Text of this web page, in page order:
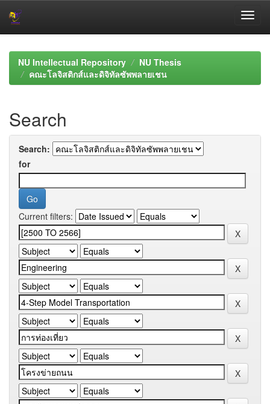
navigationNU Intellectual Repository
NU Thesis
คณะโลจิสติกส์และดิจิทัลซัพพลายเชน
Search
Search:
for
Current filters: